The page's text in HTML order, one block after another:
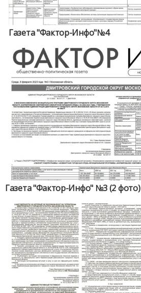
Газета "Фактор-Инфо"№4
Газета "Фактор-Инфо" №3 (2 фото)